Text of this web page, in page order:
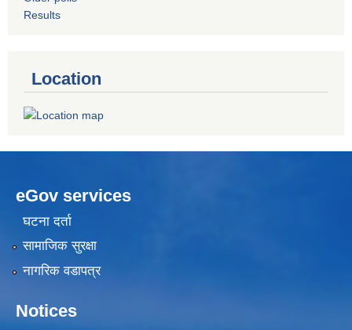
Results
Location
eGov services
घटना दर्ता
सामाजिक सुरक्षा
नागरिक वडापत्र
Notices